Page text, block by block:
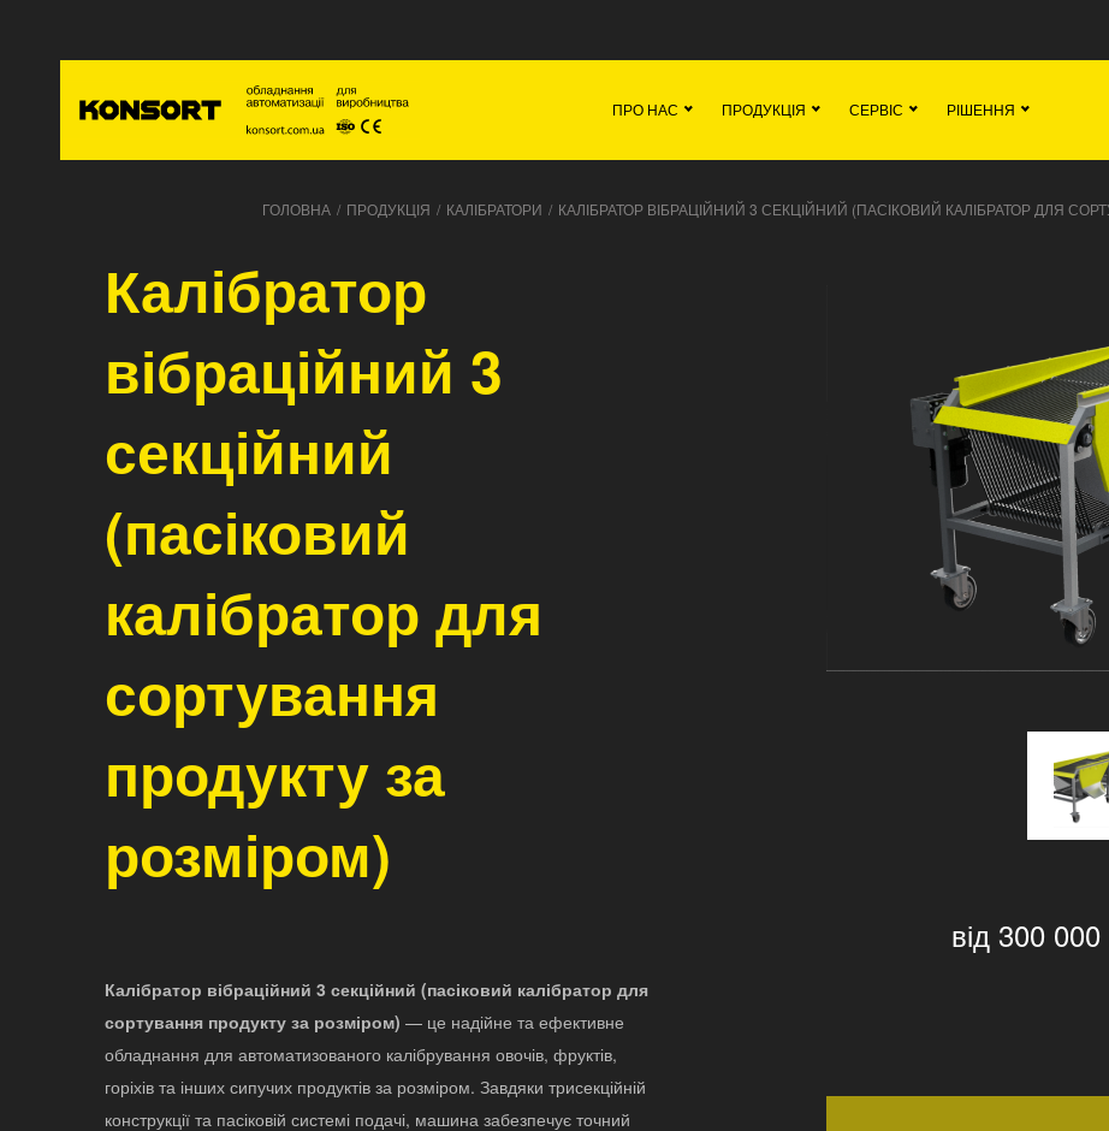
ПРО НАС ПРОДУКЦІЯ СЕРВІС РІШЕННЯ
ГОЛОВНА / ПРОДУКЦІЯ / КАЛІБРАТОРИ / КАЛІБРАТОР ВІБРАЦІЙНИЙ 3 СЕКЦІЙНИЙ (ПАСІКОВИЙ КАЛІБРАТОР ДЛЯ
Калібратор
вібраційний 3
секційний
(пасіковий
калібратор для
сортування
продукту за
розміром)
Калібратор вібраційний 3 секційний (пасіковий калібратор для
сортування продукту за розміром) — це надійне та ефективне
обладнання для автоматизованого калібрування овочів, фруктів,
горіхів та інших сипучих продуктів за розміром. Завдяки трисекційній
конструкції та пасіковій системі подачі, машина забезпечує точний
від 300 000